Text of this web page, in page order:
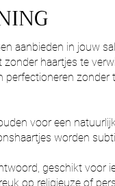
aanbieden in jouw
haartjes te
zonder
voor een
worden
geschikt voor
op religieuze of